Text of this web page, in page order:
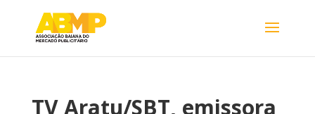
TV Aratu/SBT, emissora